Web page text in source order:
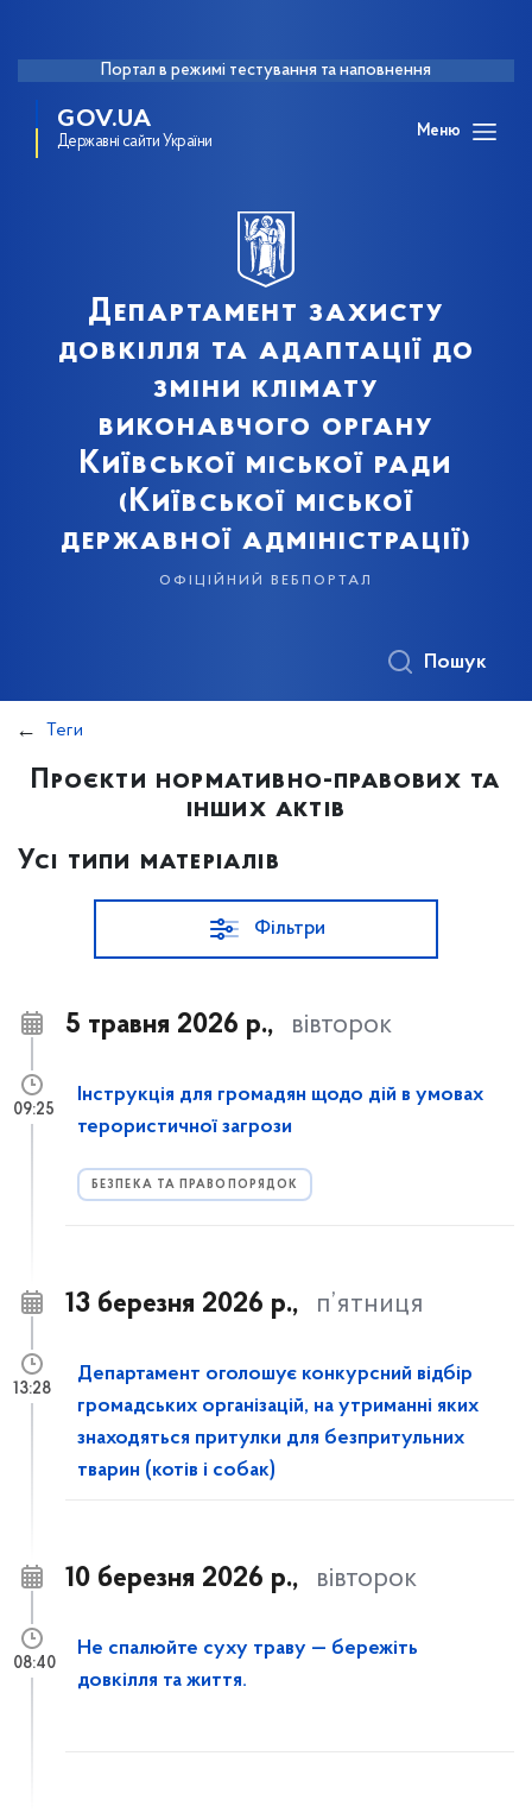
Портал в режимі тестування та наповнення
GOV.UA
Державні сайти України
Меню
Департамент захисту
довкілля та адаптації до
зміни клімату
виконавчого органу
Київської міської ради
(Київської міської
державної адміністрації)
офіційний вебпортал
Пошук
Теги
Проєкти нормативно-правових та
інших актів
Усі типи матеріалів
Фільтри
5 травня 2026 р., вівторок
Інструкція для громадян щодо дій в умовах
терористичної загрози
БЕЗПЕКА ТА ПРАВОПОРЯДОК
09:25
13 березня 2026 р., п’ятниця
Департамент оголошує конкурсний відбір
громадських організацій, на утриманні яких
знаходяться притулки для безпритульних
тварин (котів і собак)
13:28
10 березня 2026 р., вівторок
Не спалюйте суху траву — бережіть
довкілля та життя.
08:40